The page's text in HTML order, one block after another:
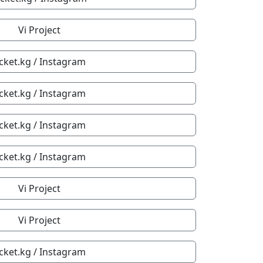
Vi Project
/ Instagram
/ Instagram
/ Instagram
/ Instagram
Vi Project
Vi Project
/ Instagram